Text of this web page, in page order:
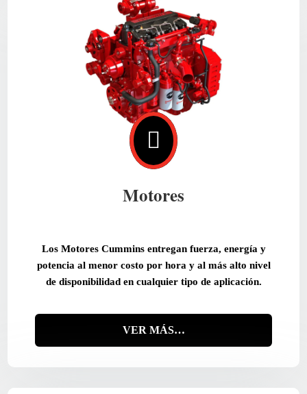

Motores
Los Motores Cummins entregan fuerza, energía y
potencia al menor costo por hora y al más alto nivel
de disponibilidad en cualquier tipo de aplicación.
VER MÁS…